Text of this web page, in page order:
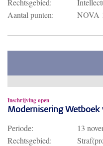
Rechtsgebied:
Aantal punten:
NOVA
Inschrijving open
Modernisering Wetboek
Periode: 13
Rechtsgebied: